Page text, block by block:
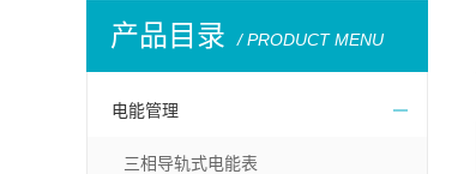
产品目录 / PRODUCT MENU
电能管理
三相导轨式电能表